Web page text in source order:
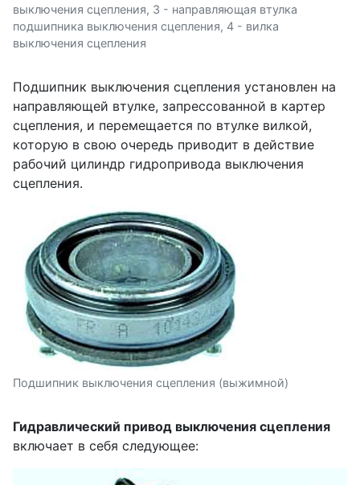
выключения сцепления, 3 - направляющая втулка
подшипника выключения сцепления, 4 - вилка
выключения сцепления
Подшипник выключения сцепления установлен на
направляющей втулке, запрессованной в картер
сцепления, и перемещается по втулке вилкой,
которую в свою очередь приводит в действие
рабочий цилиндр гидропривода выключения
сцепления.
Подшипник выключения сцепления (выжимной)
Гидравлический привод выключения сцепления
включает в себя следующее: